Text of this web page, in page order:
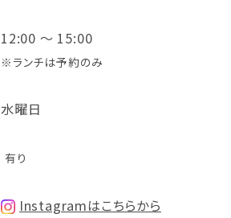
12:00 ～ 15:00
※ランチは予約のみ
水曜日
有り
Instagramはこちらから